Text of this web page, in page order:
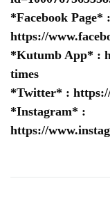
*Facebook Page* :
https://
*Kutumb App* :
times
*Twitter* :
*Instagram* :
https://